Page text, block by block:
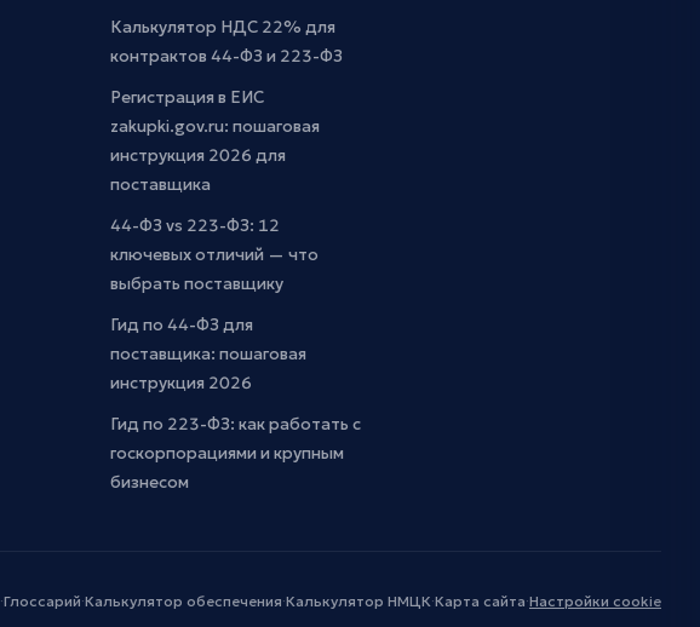
Калькулятор НДС 22% для
контрактов 44-ФЗ и 223-ФЗ
Регистрация в ЕИС
zakupki.gov.ru: пошаговая
инструкция 2026 для
поставщика
44-ФЗ vs 223-ФЗ: 12
ключевых отличий — что
выбрать поставщику
Гид по 44-ФЗ для
поставщика: пошаговая
инструкция 2026
Гид по 223-ФЗ: как работать с
госкорпорациями и крупным
бизнесом
·Глоссарий·Калькулятор обеспечения·Калькулятор НМЦК·Карта сайта·Настройки cookie